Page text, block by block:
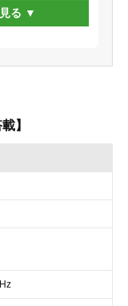
る
】